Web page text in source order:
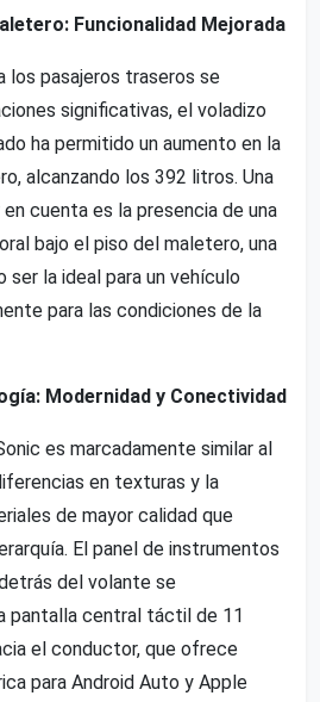
Funcionalidad Mejorada
los pasajeros traseros se
significativas, el voladizo
ha permitido un aumento en la
alcanzando los 392 litros. Una
cuenta es la presencia de una
bajo el piso del maletero, una
ser la ideal para un vehículo
para las condiciones de la
Modernidad y Conectividad
es marcadamente similar al
en texturas y la
de mayor calidad que
El panel de instrumentos
del volante se
pantalla central táctil de 11
el conductor, que ofrece
para Android Auto y Apple